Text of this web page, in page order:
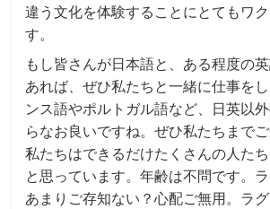
違う文化を体験することにとてもワ
す。
もし皆さんが日本語と、ある程度の
あれば、ぜひ私たちと一緒に仕事を
ンス語やポルトガル語など、日英以
らなお良いですね。ぜひ私たちまでご
私たちはできるだけたくさんの人た
と思っています。年齢は不問です。
あまりご存知ない？心配ご無用。ラ